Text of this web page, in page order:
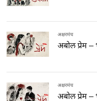
अक्षरमंच
अबोल प्रेम –
अक्षरमंच
अबोल प्रेम –